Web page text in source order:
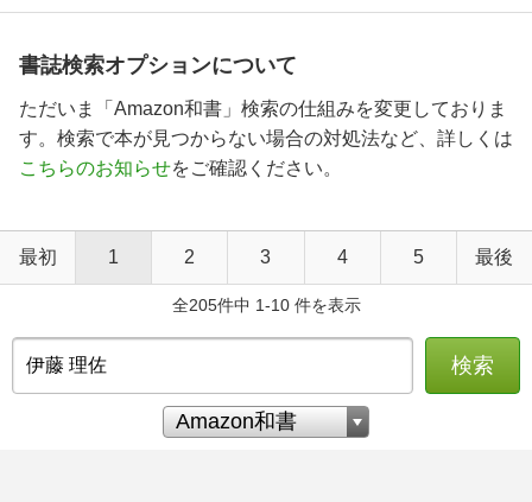
書誌検索オプションについて
ただいま「Amazon和書」検索の仕組みを変更しておりま
す。検索で本が見つからない場合の対処法など、詳しくは
こちらのお知らせをご確認ください。
最初 1 2 3 4 5 最後
全205件中 1-10 件を表示
検索